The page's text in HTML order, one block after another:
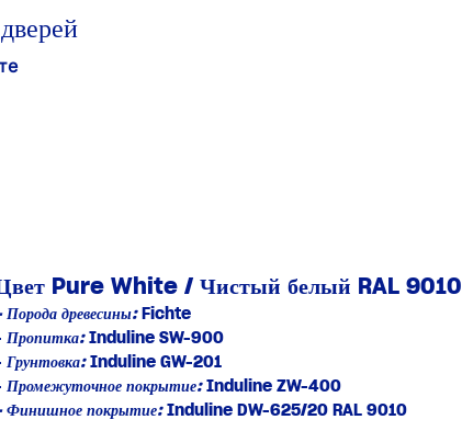
Pure⁠ White ⁠/ ⁠Чистый⁠ белый RAL⁠ 9010
Порода древесины:Fichte
Пропитка:Induline SW-900
Грунтовка:Induline GW-201
Промежуточное покрытие:Induline ZW-400
Финишное покрытие:Induline DW-625/20 RAL 9010